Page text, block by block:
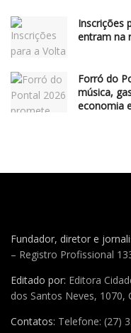
Inscrições
entram na
Forró do
música,
economia
Fundador, diretor e
– Registro Profissional
Editado por: Editora
dos Santos Neves, 1070,
Contatos: Telefone: (27)